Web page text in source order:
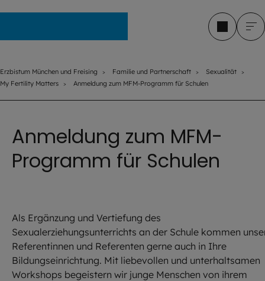
Erzbistum München und Freising Familie und Partnerschaft
Sexualität
My Fertility Matters
Anmeldung zum MFM-Programm für Schulen
Anmeldung zum MFM-
Programm für Schulen
Als Ergänzung und Vertiefung des
Sexualerziehungsunterrichts an der Schule kommen
Referentinnen und Referenten gerne auch in Ihre
Bildungseinrichtung. Mit liebevollen und unterhaltsamen
Workshops begeistern wir junge Menschen von ihrem